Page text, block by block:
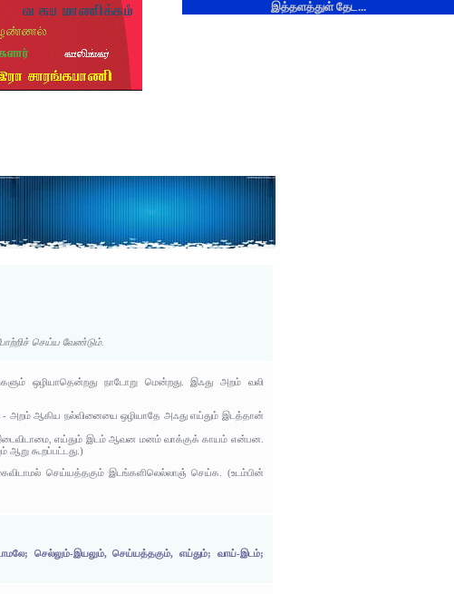
இத்தளத்துள் தேட...
செய்ய வேண்டும்.
ஒழியாதென்றது நாடோறு மென்றது. இஃது அறம் வலி
அறம் ஆகிய நல்வினையை ஒழியாதே அஃது எய்தும் இடத்தான்
எய்தும் இடம் ஆவன மனம் வாக்குக் காயம் என்பன.
கூறப்பட்டது.)
செய்யத்தகும் இடங்களிலெல்லாஞ் செய்க. (உடம்பின்
செல்லும்-இயலும், செய்யத்தகும், எய்தும்; வாய்-இடம்;